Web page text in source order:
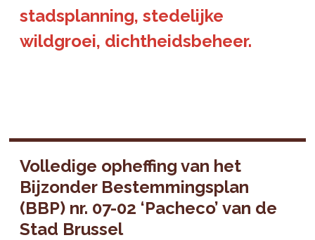
stadsplanning, stedelijke
wildgroei, dichtheidsbeheer.
Volledige opheffing van het
Bijzonder Bestemmingsplan
(BBP) nr. 07-02 ‘Pacheco’ van de
Stad Brussel